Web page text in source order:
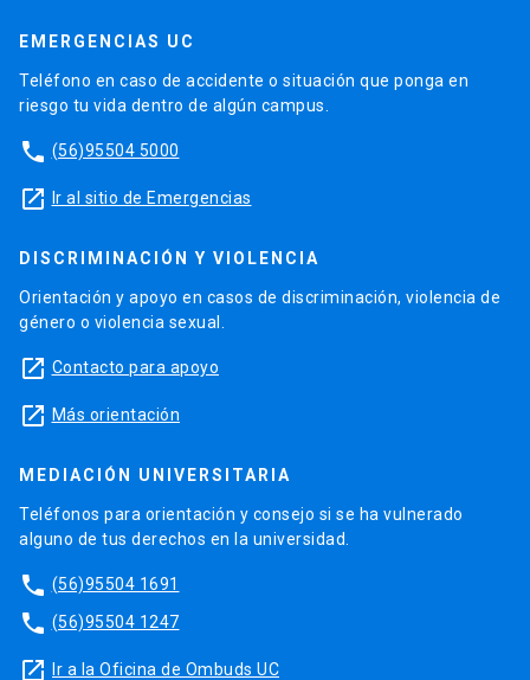
EMERGENCIAS UC
Teléfono en caso de accidente o situación que ponga en
riesgo tu vida dentro de algún campus.
phone (56)95504 5000
launch Ir al sitio de Emergencias
DISCRIMINACIÓN Y VIOLENCIA
Orientación y apoyo en casos de discriminación, violencia de
género o violencia sexual.
launch Contacto para apoyo
launch Más orientación
MEDIACIÓN UNIVERSITARIA
Teléfonos para orientación y consejo si se ha vulnerado
alguno de tus derechos en la universidad.
phone (56)95504 1691
phone (56)95504 1247
launch Ir a la Oficina de Ombuds UC